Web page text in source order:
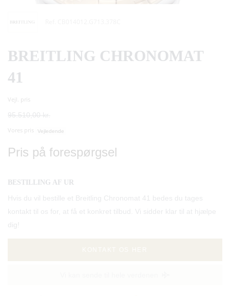
BREITLING CHRONOMAT
41
Vejl. pris
95.510,00 kr.
Vores pris Vejledende
Pris på forespørgsel
BESTILLING AF UR
Hvis du vil bestille et Breitling Chronomat 41 bedes du tages
kontakt til os for, at få et konkret tilbud. Vi sidder klar til at hjælpe
dig!